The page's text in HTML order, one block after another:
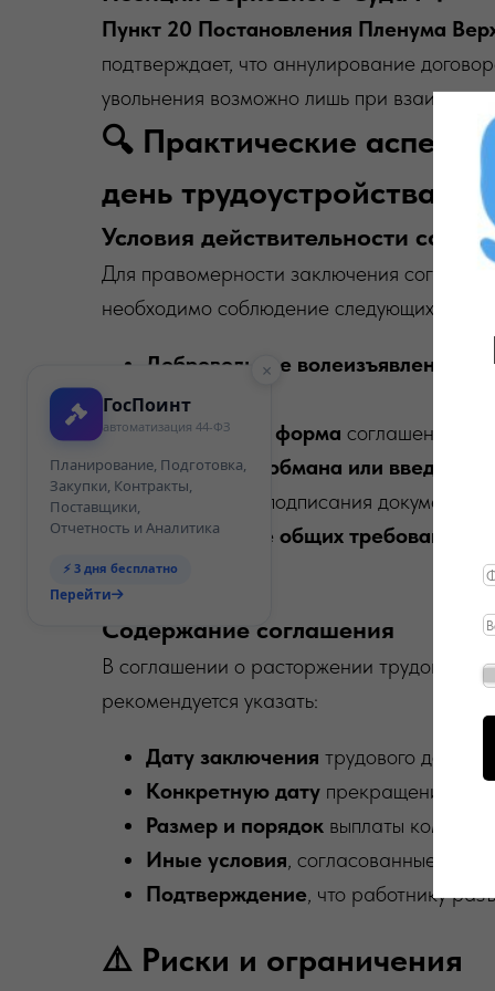
Пункт 20 Постановления Пленума
подтверждает, что аннулирование
увольнения возможно лишь при взаимном
🔍 Практические
день трудоустройства
Условия действительности
Для правомерности заключения
необходимо соблюдение следующих
Добровольное волеизъявление
давления
Письменная форма соглашения с
Отсутствие обмана или введения
последствий подписания документа
Соблюдение общих требований
документов
Содержание соглашения
В соглашении о расторжении трудового
рекомендуется указать:
Дату заключения трудового
Конкретную дату прекращения
Размер и порядок выплаты
Иные условия, согласованные
Подтверждение, что работнику
⚠️ Риски и ограничения
×
ГосПоинт
автоматизация 44-ФЗ
Планирование, Подготовка,
Закупки, Контракты,
Поставщики,
Отчетность и Аналитика
⚡ 3 дня бесплатно
Перейти